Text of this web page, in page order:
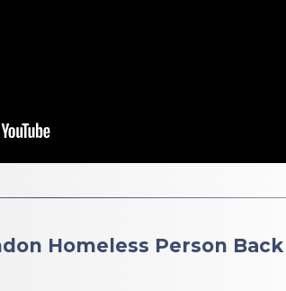
Homeless Person Back